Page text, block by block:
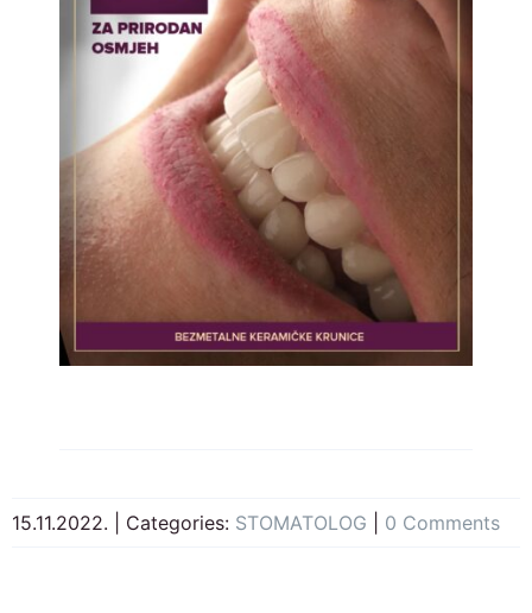
15.11.2022. Categories: STOMATOLOG 0 Comments